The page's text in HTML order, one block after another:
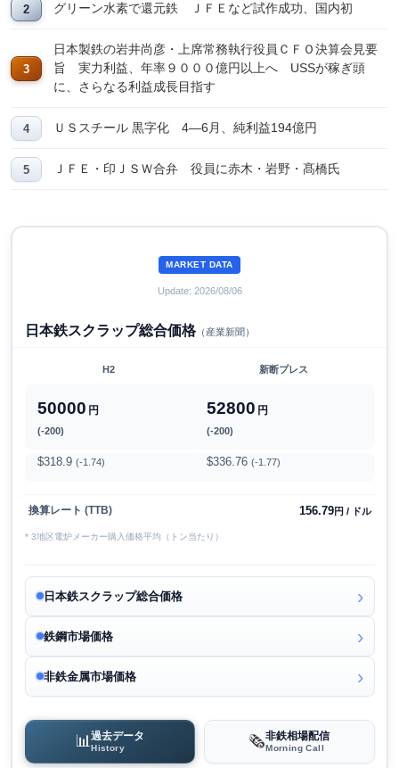
グリーン水素で還元鉄 ＪＦＥなど試作成功、国内初
日本製鉄の岩井尚彦・上席常務執行役員ＣＦＯ決算会見要
旨 実力利益、年率９０００億円以上へ USSが稼ぎ頭
に、さらなる利益成長目指す
ＵＳスチール 黒字化 4―6月、純利益194億円
ＪＦＥ・印ＪＳＷ合弁 役員に赤木・岩野・髙橋氏
MARKET DATA
Update: 2026/08/06
日本鉄スクラップ総合価格（産業新聞）
H2 新断プレス
50000 円
(-200)
52800 円
(-200)
$318.9 (-1.74) $336.76 (-1.77)
換算レート (TTB) 156.79円 / ドル
* 3地区電炉メーカー購入価格平均（トン当たり）
日本鉄スクラップ総合価格
鉄鋼市場価格
非鉄金属市場価格
📊過去データ
History 🗞️非鉄相場配信
Morning Call